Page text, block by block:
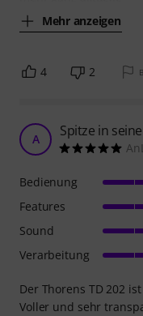
Mehr anzeigen
4 2
A Spitze in
Der Thorens TD 202
Voller und sehr
Bedienung
Features
Sound
Verarbeitung